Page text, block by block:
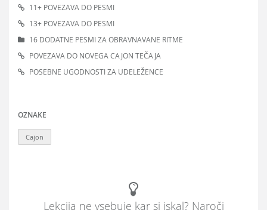
11+ POVEZAVA DO PESMI
13+ POVEZAVA DO PESMI
16 DODATNE PESMI ZA OBRAVNAVANE RITME
POVEZAVA DO NOVEGA CAJON TEČAJA
POSEBNE UGODNOSTI ZA UDELEŽENCE
OZNAKE
Cajon
Lekcija ne vsebuje kar si iskal? Naroči